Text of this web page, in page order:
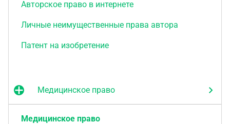
Авторское право в интернете
Личные неимущественные права автора
Патент на изобретение
Медицинское право
Медицинское право